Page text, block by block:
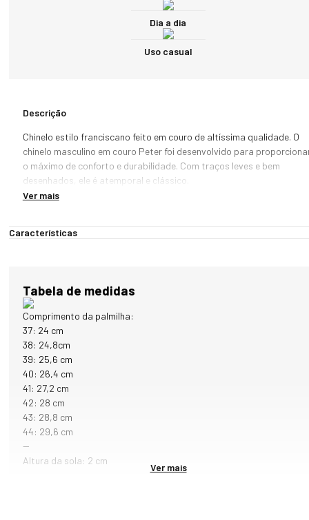
Dia a dia
Uso casual
Descrição
Chinelo estilo franciscano feito em couro de altíssima qualidade. O
chinelo masculino em couro Peter foi desenvolvido para
o máximo de conforto e durabilidade. Com traços leves e bem
desenhados, ele é atemporal e clássico.
momentos casuais.
PRINCIPAIS CARACTERÍSTICAS:
- Desenvolvido em couro de alta qualidade para mais durabilidade e
resistência
- Tecido acolchoado na parte interna do chinelo
- Palmilha revestida em couro premium e acolchoada
- Solado em PVC Expandido e antiderrapante
- Ideal para uso no dia a dia
O COURO UTILIZADO NESSE CALÇADO TEM CERTIFICAÇÃO LWG:
lucrativos de marcas e produtores de couro, pensando no impacto
do segmento no meio ambiente. Dessa forma, são oferecidas
Ver mais
Características
Ver mais
Tabela de medidas
Comprimento da palmilha:
37: 24 cm
38: 24,8cm
39: 25,6 cm
40: 26,4 cm
41: 27,2 cm
42: 28 cm
43: 28,8 cm
44: 29,6 cm
--
Altura da sola: 2 cm